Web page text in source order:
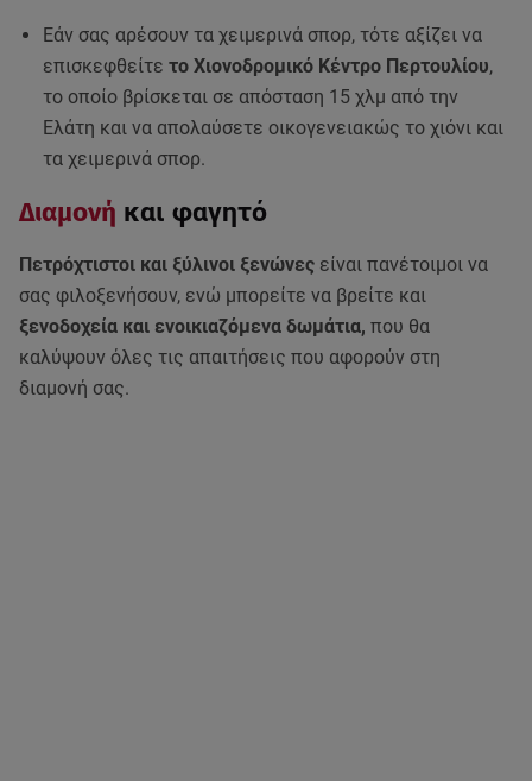
Εάν σας αρέσουν τα χειμερινά σπορ, τότε αξίζει να
επισκεφθείτε το Χιονοδρομικό Κέντρο Περτουλίου,
το οποίο βρίσκεται σε απόσταση 15 χλμ από την
Ελάτη και να απολαύσετε οικογενειακώς το χιόνι και
τα χειμερινά σπορ.
Διαμονή και φαγητό
Πετρόχτιστοι και ξύλινοι ξενώνες είναι πανέτοιμοι να
σας φιλοξενήσουν, ενώ μπορείτε να βρείτε και
ξενοδοχεία και ενοικιαζόμενα δωμάτια, που θα
καλύψουν όλες τις απαιτήσεις που αφορούν στη
διαμονή σας.